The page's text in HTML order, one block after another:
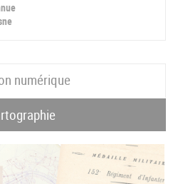
numérique